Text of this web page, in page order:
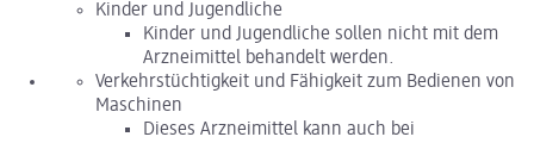
Kinder und Jugendliche
Kinder und Jugendliche sollen nicht mit dem
Arzneimittel behandelt werden.
Verkehrstüchtigkeit und Fähigkeit zum Bedienen von
Maschinen
Dieses Arzneimittel kann auch bei